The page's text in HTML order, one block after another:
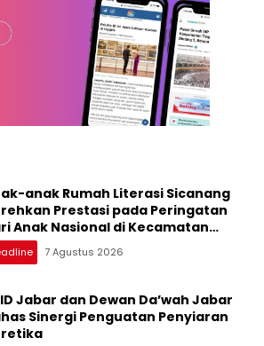
anak Rumah Literasi Sicanang
Prestasi pada Peringatan
Anak Nasional di Kecamatan
Belawan
7 Agustus 2026
Jabar dan Dewan Da’wah Jabar
Sinergi Penguatan Penyiaran